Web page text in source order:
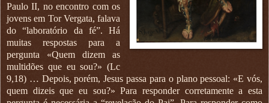
Paulo II, no encontro com os
jovens em Tor Vergata, falava
do “laboratório da fé”. Há
muitas respostas para a
pergunta «Quem dizem as
multidões que eu sou?» (Lc
9,18) … Depois, porém, Jesus passa para o plano pessoal: «E vós,
quem dizeis que eu sou?» Para responder corretamente a esta